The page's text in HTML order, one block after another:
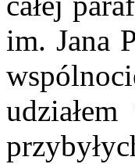
im. Jana